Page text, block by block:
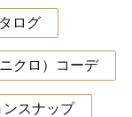
ログ
クロ）コーデ
ンスナップ